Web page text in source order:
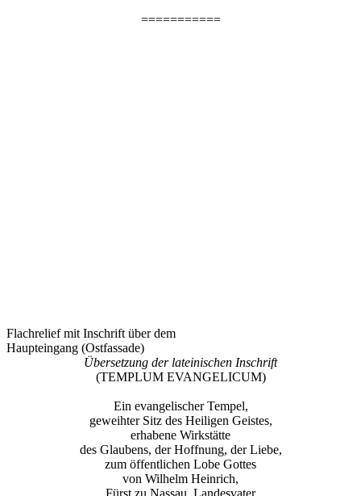
===========
Flachrelief mit Inschrift über dem
Haupteingang (Ostfassade)
Übersetzung der lateinischen Inschrift
(TEMPLUM EVANGELICUM)
Ein evangelischer Tempel,
geweihter Sitz des Heiligen Geistes,
erhabene Wirkstätte
des Glaubens, der Hoffnung, der Liebe,
zum öffentlichen Lobe Gottes
von Wilhelm Heinrich,
Fürst zu Nassau, Landesvater